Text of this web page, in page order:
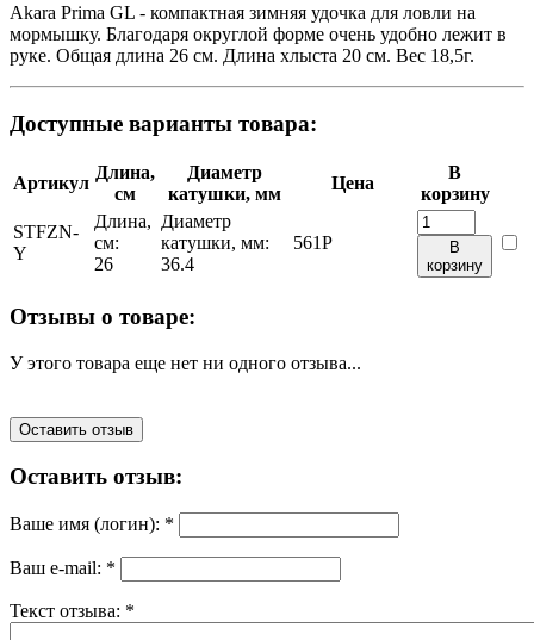
Akara Prima GL - компактная зимняя удочка для ловли на
мормышку. Благодаря округлой форме очень удобно лежит в
руке. Общая длина 26 см. Длина хлыста 20 см. Вес 18,5г.
Доступные варианты товара:
Артикул
Длина,
см
Диаметр
катушки, мм
Цена
В
корзину
STFZN-
Y
Длина,
см:
26
Диаметр
катушки, мм:
36.4
561Р
В
корзину
Отзывы о товаре:
У этого товара еще нет ни одного отзыва...
Оставить отзыв
Оставить отзыв:
Ваше имя (логин): *
Ваш e-mail: *
Текст отзыва: *